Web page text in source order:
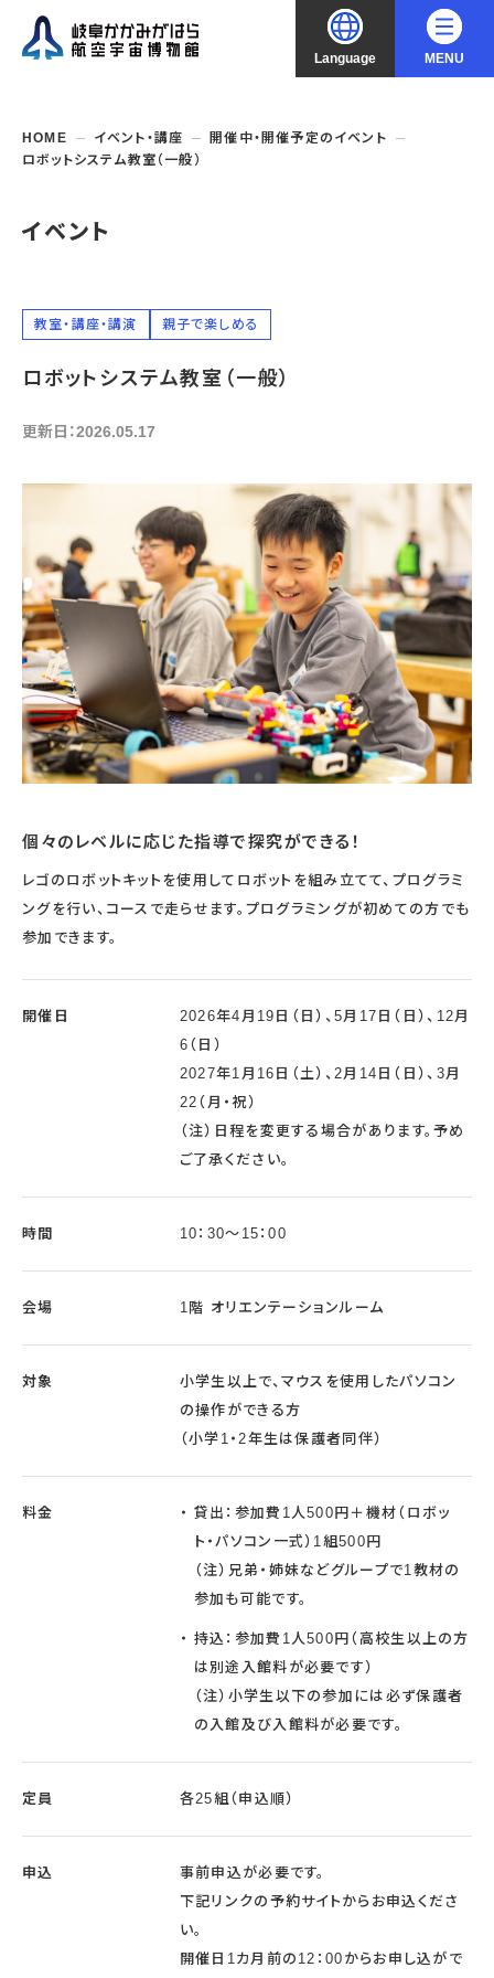
Language
中文（简化字）
中文（繁體字）
한국어
MENU
年間パスポート
フロアガイド
よくあるご質問
企画展
開催中・開催予定の企画展
常設展示
屋外展示
その他の展示
シアタールーム上映
操縦シミュレーション体験
おすすめコース
イベント・講座
開催中・開催予定のイベント
教室・講座・講演
ガイドツアー
予約申し込み
これまでのイベント
博物館としての取組み
収蔵品検索
地域との連携
レンタルそらはく
空宙博ボランティア
博物館実習
福祉団体
子ども会・スポーツ少年団等
学校団体
学校・教育関係
学校・教育関係の方へ
遠足・社会見学
教育プログラム
オンライン学習
アウトリーチ
展示・イベントカレンダー
イベント予約申し込み
チャレンジそらはく
スタッフコラム お知らせ
お問い合わせ
HOME イベント・講座
開催中・開催予定のイベント
ロボットシステム教室（一般）
イベント
教室・講座・講演 親子で楽しめる
ロボットシステム教室（一般）
更新日：2026.05.17
個々のレベルに応じた指導で探究ができる！
レゴのロボットキットを使用してロボットを組み立てて、プログラミ
ングを行い、コースで走らせます。プログラミングが初めての方でも
参加できます。
開催日
2026年4月19日（日）、5月17日（日）、12月
6（日）
2027年1月16日（土）、2月14日（日）、3月
22（月・祝）
（注）日程を変更する場合があります。予め
ご了承ください。
時間 10：30～15：00
会場 1階 オリエンテーションルーム
対象
小学生以上で、マウスを使用したパソコン
の操作ができる方
（小学1・2年生は保護者同伴）
料金
貸出：参加費1人500円＋機材（ロボッ
ト・パソコン一式）1組500円
（注）兄弟・姉妹などグループで1教材の
参加も可能です。
持込：参加費1人500円（高校生以上の方
は別途入館料が必要です）
（注）小学生以下の参加には必ず保護者
の入館及び入館料が必要です。
定員 各25組（申込順）
申込
事前申込が必要です。
下記リンクの予約サイトからお申込くださ
い。
開催日1カ月前の12：00からお申し込がで